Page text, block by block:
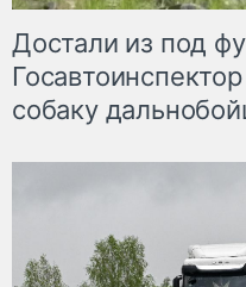
Достали из под
собаку